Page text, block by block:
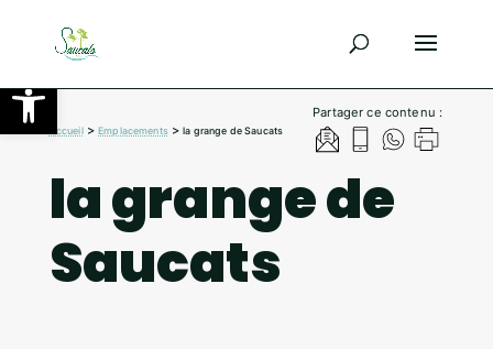
Ouvrir la barre d’outils
Partager ce contenu :
Accueil>Emplacements>la grange de Saucats
la grange de
Saucats